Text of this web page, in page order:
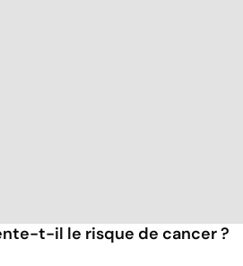
t-il le risque de cancer ?